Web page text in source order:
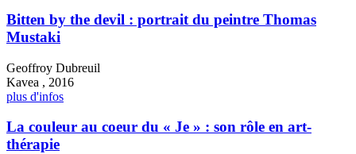
Bitten by the devil : portrait du peintre Thomas
Mustaki
Geoffroy Dubreuil
Kavea , 2016
plus d'infos
La couleur au coeur du « Je » : son rôle en art-
thérapie